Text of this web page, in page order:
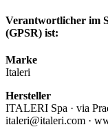
Verantwortlicher im
(GPSR) ist:
Marke
Italeri
Hersteller
ITALERI Spa · via
italeri@italeri.com ·